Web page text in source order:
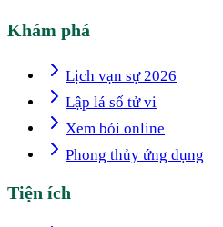
Khám phá
Lịch vạn sự 2026
Lập lá số tử vi
Xem bói online
Phong thủy ứng dụng
Tiện ích